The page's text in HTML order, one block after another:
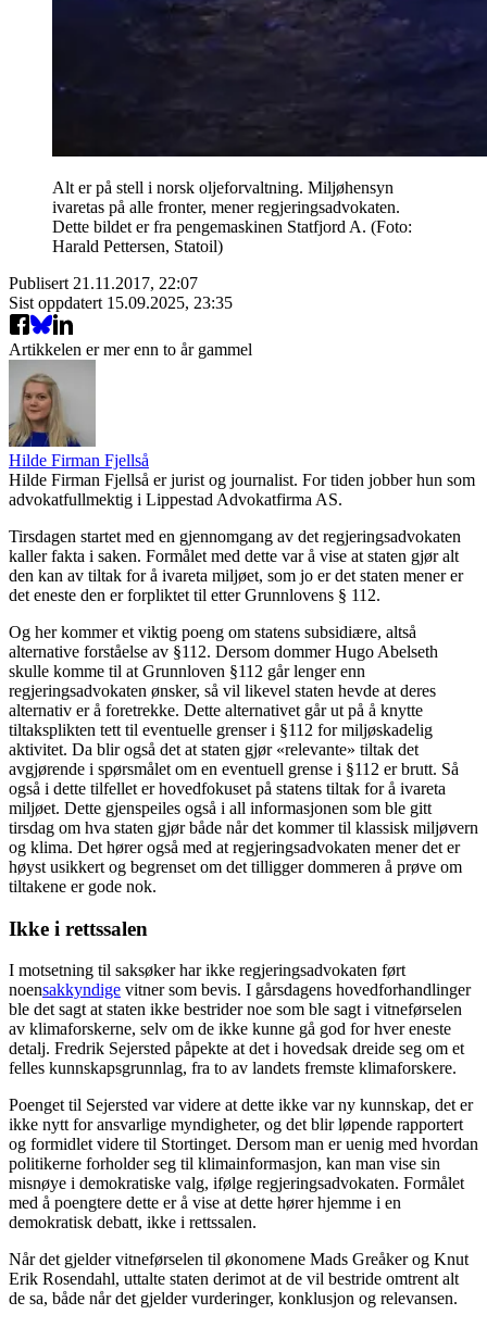
Alt er på stell i norsk oljeforvaltning. Miljøhensyn
ivaretas på alle fronter, mener regjeringsadvokaten.
Dette bildet er fra pengemaskinen Statfjord A. (Foto:
Harald Pettersen, Statoil)
Publisert 21.11.2017, 22:07
Sist oppdatert 15.09.2025, 23:35
Artikkelen er mer enn to år gammel
Hilde Firman Fjellså
Hilde Firman Fjellså er jurist og journalist. For tiden jobber hun som
advokatfullmektig i Lippestad Advokatfirma AS.
Tirsdagen startet med en gjennomgang av det regjeringsadvokaten
kaller fakta i saken. Formålet med dette var å vise at staten gjør alt
den kan av tiltak for å ivareta miljøet, som jo er det staten mener er
det eneste den er forpliktet til etter Grunnlovens § 112.
Og her kommer et viktig poeng om statens subsidiære, altså
alternative forståelse av §112. Dersom dommer Hugo Abelseth
skulle komme til at Grunnloven §112 går lenger enn
regjeringsadvokaten ønsker, så vil likevel staten hevde at deres
alternativ er å foretrekke. Dette alternativet går ut på å knytte
tiltaksplikten tett til eventuelle grenser i §112 for miljøskadelig
aktivitet. Da blir også det at staten gjør «relevante» tiltak det
avgjørende i spørsmålet om en eventuell grense i §112 er brutt. Så
også i dette tilfellet er hovedfokuset på statens tiltak for å ivareta
miljøet. Dette gjenspeiles også i all informasjonen som ble gitt
tirsdag om hva staten gjør både når det kommer til klassisk miljøvern
og klima. Det hører også med at regjeringsadvokaten mener det er
høyst usikkert og begrenset om det tilligger dommeren å prøve om
tiltakene er gode nok.
Ikke i rettssalen
I motsetning til saksøker har ikke regjeringsadvokaten ført
noensakkyndige vitner som bevis. I gårsdagens hovedforhandlinger
ble det sagt at staten ikke bestrider noe som ble sagt i vitneførselen
av klimaforskerne, selv om de ikke kunne gå god for hver eneste
detalj. Fredrik Sejersted påpekte at det i hovedsak dreide seg om et
felles kunnskapsgrunnlag, fra to av landets fremste klimaforskere.
Poenget til Sejersted var videre at dette ikke var ny kunnskap, det er
ikke nytt for ansvarlige myndigheter, og det blir løpende rapportert
og formidlet videre til Stortinget. Dersom man er uenig med hvordan
politikerne forholder seg til klimainformasjon, kan man vise sin
misnøye i demokratiske valg, ifølge regjeringsadvokaten. Formålet
med å poengtere dette er å vise at dette hører hjemme i en
demokratisk debatt, ikke i rettssalen.
Når det gjelder vitneførselen til økonomene Mads Greåker og Knut
Erik Rosendahl, uttalte staten derimot at de vil bestride omtrent alt
de sa, både når det gjelder vurderinger, konklusjon og relevansen.